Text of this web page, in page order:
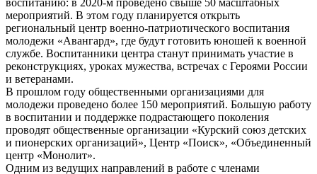
мероприятий. В этом году планируется открыть
региональный центр военно-патриотического воспитания
молодежи «Авангард», где будут готовить юношей к военной
службе. Воспитанники центра станут принимать участие в
реконструкциях, уроках мужества, встречах с Героями России
и ветеранами.
В прошлом году общественными организациями для
молодежи проведено более 150 мероприятий. Большую работу
в воспитании и поддержке подрастающего поколения
проводят общественные организации «Курский союз детских
и пионерских организаций», Центр «Поиск», «Объединенный
центр «Монолит».
Одним из ведущих направлений в работе с членами